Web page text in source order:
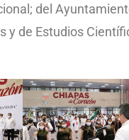
del
y de Estudios